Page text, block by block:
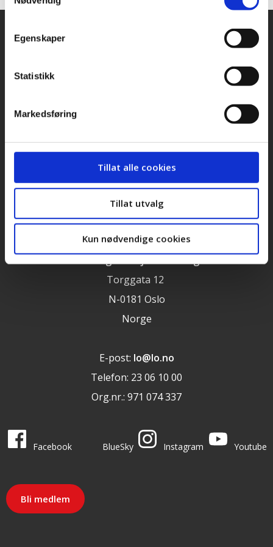
Egenskaper
Statistikk
Markedsføring
Tillat alle cookies
Tillat utvalg
Kun nødvendige cookies
Torggata 12
N-0181 Oslo
Norge
E-post: lo@lo.no
Telefon: 23 06 10 00
Org.nr.: 971 074 337
Snarveier
Kontakt oss
Presse
Personvernerklæring
Cookieerklæring
LOs handlingsprogram og uttalelser 2025
LO i sosiale medier
Facebook
BlueSky
Instagram
Youtube
Bli medlem